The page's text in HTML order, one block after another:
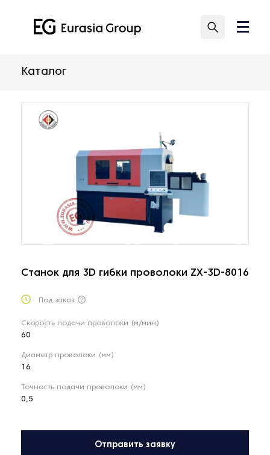
Каталог
Станок для 3D гибки проволоки ZX-3D-8016
Под заказ
Скорость подачи проволоки (м/мин)
60
Диаметр проволоки (мм)
16
Точность подачи проволоки (мм)
0,5
Отправить заявку